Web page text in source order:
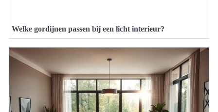
Welke gordijnen passen bij een licht interieur?